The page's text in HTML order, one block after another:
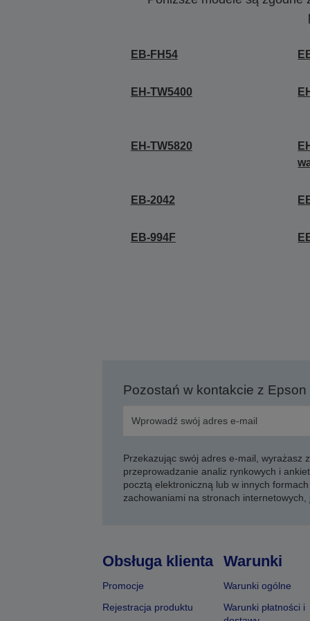
EB-FH54
EH-TW5400
EH-TW5820
EB-2042
EB-994F
Pozostań w kontakcie z Epson
Przekazując swój adres e-mail, wyrażasz
przeprowadzanie analiz rynkowych i
pocztą elektroniczną lub w innych
zachowaniami na stronach internetowych,
Obsługa klienta
Promocje
Rejestracja produktu
Warunki
Warunki ogólne
Warunki płatności i